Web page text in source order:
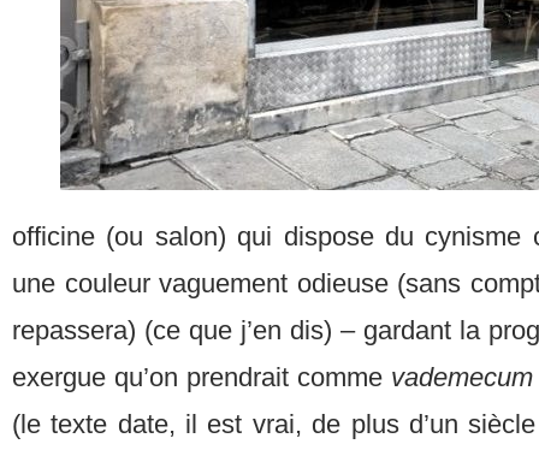
officine (ou salon) qui dispose du cynisme
une couleur vaguement odieuse (sans
repassera) (ce que j’en dis) – gardant la
exergue qu’on prendrait comme vademecum
(le texte date, il est vrai, de plus d’un